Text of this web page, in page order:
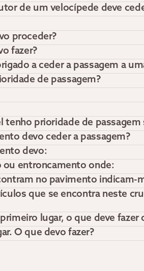
de um velocípede deve
proceder?
fazer?
a ceder a passagem a
de passagem?
tenho prioridade de
devo ceder a passagem?
devo:
entroncamento onde:
no pavimento indicam-
que se encontra neste
lugar, o que deve
O que devo fazer?